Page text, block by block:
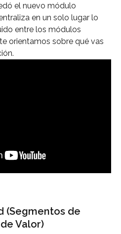
el nuevo módulo
en un solo lugar lo
entre los módulos
orientamos sobre qué vas
(Segmentos de
Valor)